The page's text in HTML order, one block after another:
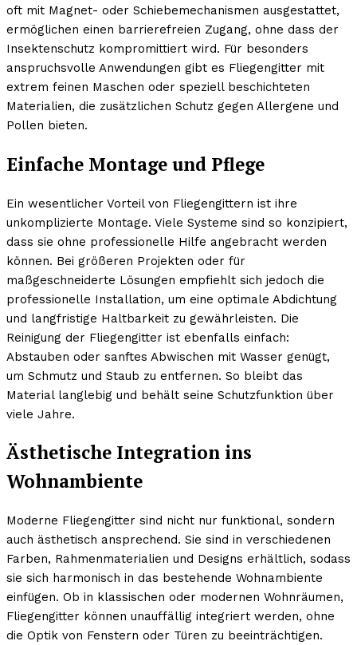
oft mit Magnet- oder Schiebemechanismen ausgestattet,
ermöglichen einen barrierefreien Zugang, ohne dass der
Insektenschutz kompromittiert wird. Für besonders
anspruchsvolle Anwendungen gibt es Fliegengitter mit
extrem feinen Maschen oder speziell beschichteten
Materialien, die zusätzlichen Schutz gegen Allergene und
Pollen bieten.
Einfache Montage und Pflege
Ein wesentlicher Vorteil von Fliegengittern ist ihre
unkomplizierte Montage. Viele Systeme sind so konzipiert,
dass sie ohne professionelle Hilfe angebracht werden
können. Bei größeren Projekten oder für
maßgeschneiderte Lösungen empfiehlt sich jedoch die
professionelle Installation, um eine optimale Abdichtung
und langfristige Haltbarkeit zu gewährleisten. Die
Reinigung der Fliegengitter ist ebenfalls einfach:
Abstauben oder sanftes Abwischen mit Wasser genügt,
um Schmutz und Staub zu entfernen. So bleibt das
Material langlebig und behält seine Schutzfunktion über
viele Jahre.
Ästhetische Integration ins
Wohnambiente
Moderne Fliegengitter sind nicht nur funktional, sondern
auch ästhetisch ansprechend. Sie sind in verschiedenen
Farben, Rahmenmaterialien und Designs erhältlich, sodass
sie sich harmonisch in das bestehende Wohnambiente
einfügen. Ob in klassischen oder modernen Wohnräumen,
Fliegengitter können unauffällig integriert werden, ohne
die Optik von Fenstern oder Türen zu beeinträchtigen.